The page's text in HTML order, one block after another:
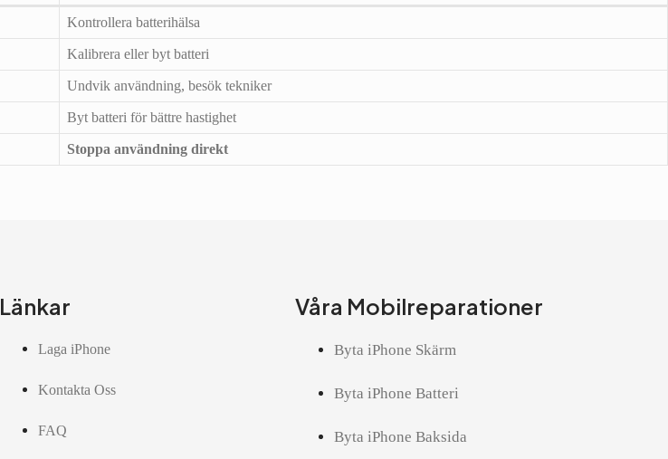
Kontrollera batterihälsa
Kalibrera eller byt batteri
Undvik användning, besök tekniker
Byt batteri för bättre hastighet
Stoppa användning direkt
Länkar
Laga iPhone
Kontakta Oss
FAQ
Våra Mobilreparationer
Byta iPhone Skärm
Byta iPhone Batteri
Byta iPhone Baksida